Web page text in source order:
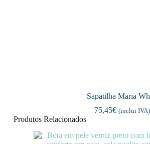
Sapatilha Maria
75,45€ (inclui IVA)
Produtos Relacionados